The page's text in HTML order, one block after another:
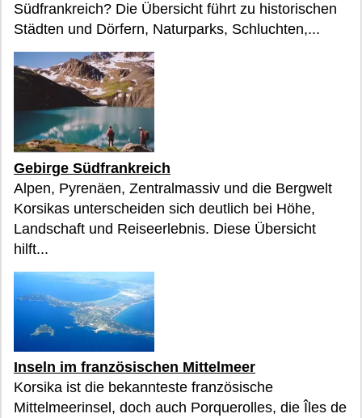
Südfrankreich? Die Übersicht führt zu historischen
Städten und Dörfern, Naturparks, Schluchten,...
Gebirge Südfrankreich
Alpen, Pyrenäen, Zentralmassiv und die Bergwelt
Korsikas unterscheiden sich deutlich bei Höhe,
Landschaft und Reiseerlebnis. Diese Übersicht
hilft...
Inseln im französischen Mittelmeer
Korsika ist die bekannteste französische
Mittelmeerinsel, doch auch Porquerolles, die Îles de